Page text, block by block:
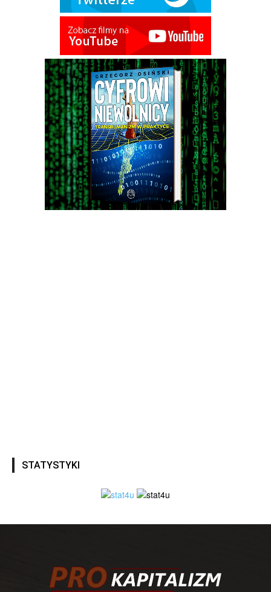
STATYSTYKI